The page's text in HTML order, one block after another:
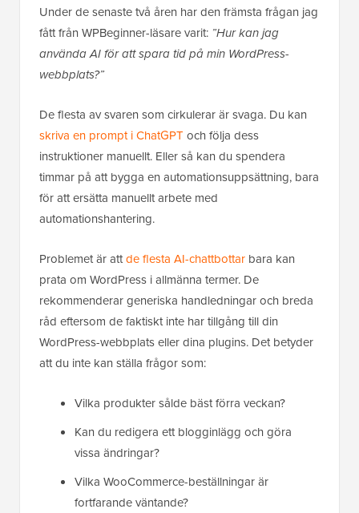
Under de senaste två åren har den främsta frågan jag
fått från WPBeginner-läsare varit: ”Hur kan jag
använda AI för att spara tid på min WordPress-
webbplats?”
De flesta av svaren som cirkulerar är svaga. Du kan
skriva en prompt i ChatGPT och följa dess
instruktioner manuellt. Eller så kan du spendera
timmar på att bygga en automationsuppsättning, bara
för att ersätta manuellt arbete med
automationshantering.
Problemet är attde flesta AI-chattbottar bara kan
prata om WordPress i allmänna termer. De
rekommenderar generiska handledningar och breda
råd eftersom de faktiskt inte har tillgång till din
WordPress-webbplats eller dina plugins. Det betyder
att du inte kan ställa frågor som:
Vilka produkter sålde bäst förra veckan?
Kan du redigera ett blogginlägg och göra
vissa ändringar?
Vilka WooCommerce-beställningar är
fortfarande väntande?